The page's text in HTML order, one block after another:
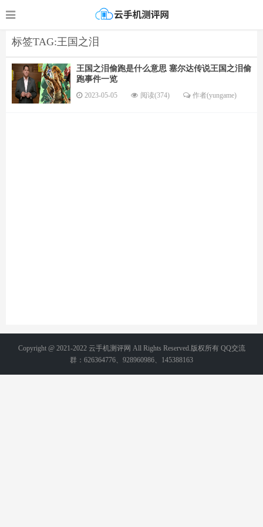
标签TAG:王国之泪
王国之泪偷跑是什么意思 塞尔达传说王国之泪偷
跑事件一览
2023-05-05 阅读(374) 作者(yungame)
Copyright @ 2021-2022 云手机测评网 All Rights Reserved.版权所有 QQ交流
群：626364776、928960986、145388163